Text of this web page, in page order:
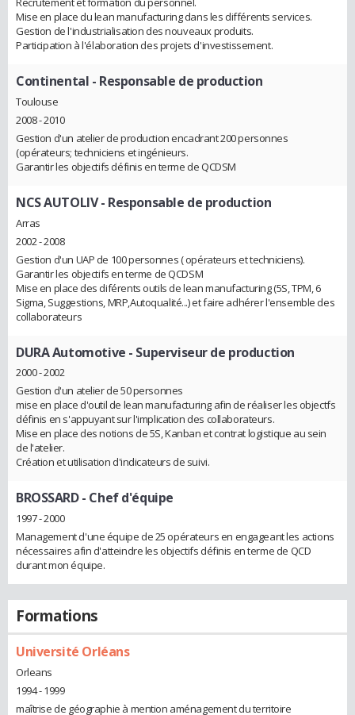
Mise en place du lean manufacturing dans les différents services.
Gestion de l'industrialisation des nouveaux produits.
Participation à l'élaboration des projets d'investissement.
Continental - Responsable de production
Toulouse
2008 - 2010
Gestion d'un atelier de production encadrant 200 personnes
(opérateurs; techniciens et ingénieurs.
Garantir les objectifs définis en terme de QCDSM
NCS AUTOLIV- Responsable de production
Arras
2002 - 2008
Gestion d'un UAP de 100 personnes ( opérateurs et techniciens).
Garantir les objectifs en terme de QCDSM
Mise en place des diférents outils de lean manufacturing (5S, TPM, 6
Sigma, Suggestions, MRP,Autoqualité...) et faire adhérer l'ensemble des
collaborateurs
DURA Automotive - Superviseur de production
2000 - 2002
Gestion d'un atelier de 50 personnes
mise en place d'outil de lean manufacturing afin de réaliser les objectfs
définis en s'appuyant sur l'implication des collaborateurs.
Mise en place des notions de 5S, Kanban et contrat logistique au sein
de l'atelier.
Création et utilisation d'indicateurs de suivi.
BROSSARD- Chef d'équipe
1997 - 2000
Management d'une équipe de 25 opérateurs en engageant les actions
nécessaires afin d'atteindre les objectifs définis en terme de QCD
durant mon équipe.
Formations
Université Orléans
Orleans
1994 - 1999
maîtrise de géographie à mention aménagement du territoire